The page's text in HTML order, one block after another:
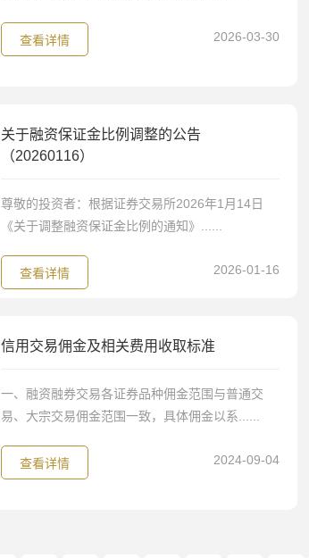
查看详情 2026-03-30
关于融资保证金比例调整的公告
（20260116）
尊敬的投资者：根据证券交易所2026年1月14日
《关于调整融资保证金比例的通知》......
查看详情 2026-01-16
信用交易佣金及相关费用收取标准
一、融资融券交易各证券品种佣金范围与普通交
易、大宗交易佣金范围一致，具体佣金以系......
查看详情 2024-09-04